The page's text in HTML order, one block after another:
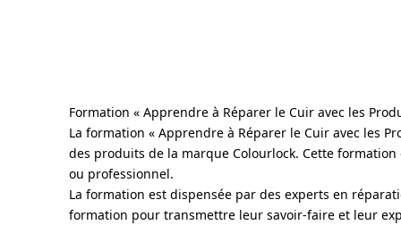
Formation « Apprendre à Réparer le Cuir avec les
La formation « Apprendre à Réparer le Cuir avec les
des produits de la marque Colourlock. Cette
ou professionnel.
La formation est dispensée par des experts en
formation pour transmettre leur savoir-faire et leur